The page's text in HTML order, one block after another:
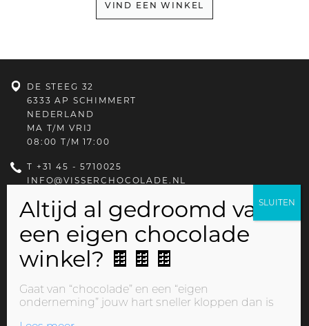
VIND EEN WINKEL
DE STEEG 32
6333 AP SCHIMMERT
NEDERLAND
MA T/M VRIJ
08:00 T/M 17:00
T +31 45 - 5710025
INFO@VISSERCHOCOLADE.NL
Gaat van “chocolade” en een “eigen
onderneming” jouw hart sneller kloppen dan is